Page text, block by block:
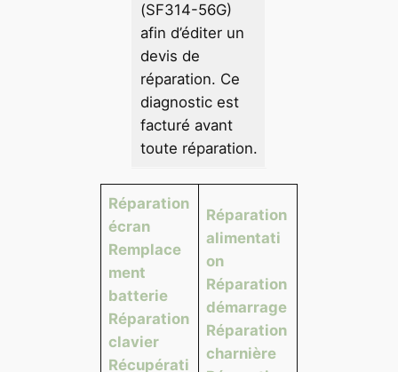
(SF314-56G)
afin d’éditer un
devis de
réparation. Ce
diagnostic est
facturé avant
toute réparation.
Réparation
écran
Remplace
ment
batterie
Réparation
clavier
Récupérati
Réparation
alimentati
on
Réparation
démarrage
Réparation
charnière